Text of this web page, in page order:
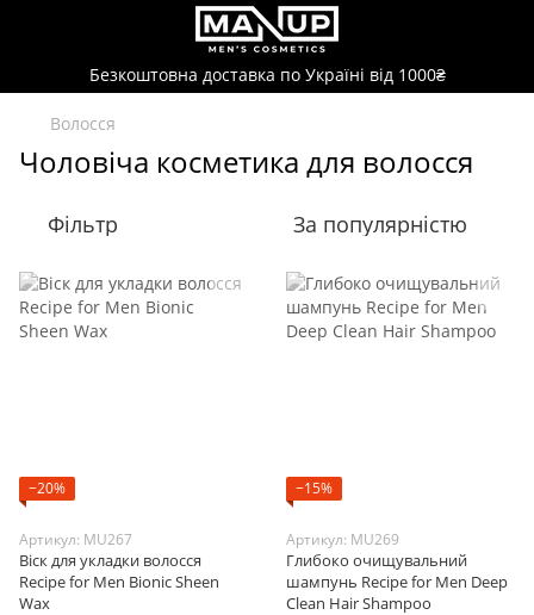
Безкоштовна доставка по Україні від 1000₴
Волосся
Чоловіча косметика для волосся
Фільтр За популярністю
−20%
Артикул: MU267
Віск для укладки волосся
Recipe for Men Bionic Sheen
Wax
−15%
Артикул: MU269
Глибоко очищувальний
шампунь Recipe for Men Deep
Clean Hair Shampoo